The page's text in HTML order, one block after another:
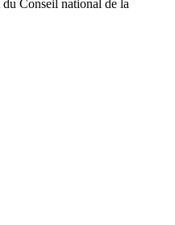
Conseil national de la